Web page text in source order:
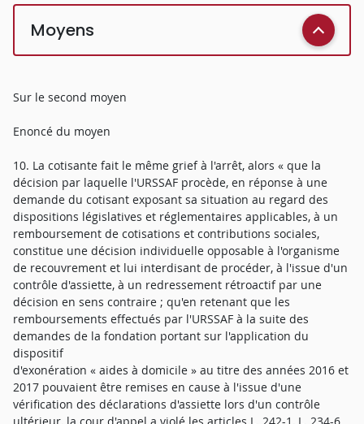
Moyens
Sur le second moyen
Enoncé du moyen
10. La cotisante fait le même grief à l'arrêt, alors « que la
décision par laquelle l'URSSAF procède, en réponse à une
demande du cotisant exposant sa situation au regard des
dispositions législatives et réglementaires applicables, à un
remboursement de cotisations et contributions sociales,
constitue une décision individuelle opposable à l'organisme
de recouvrement et lui interdisant de procéder, à l'issue d'un
contrôle d'assiette, à un redressement rétroactif par une
décision en sens contraire ; qu'en retenant que les
remboursements effectués par l'URSSAF à la suite des
demandes de la fondation portant sur l'application du
dispositif
d'exonération « aides à domicile » au titre des années 2016 et
2017 pouvaient être remises en cause à l'issue d'une
vérification des déclarations d'assiette lors d'un contrôle